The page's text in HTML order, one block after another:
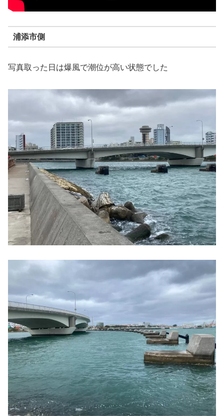
浦添市側
写真取った日は爆風で潮位が高い状態でした